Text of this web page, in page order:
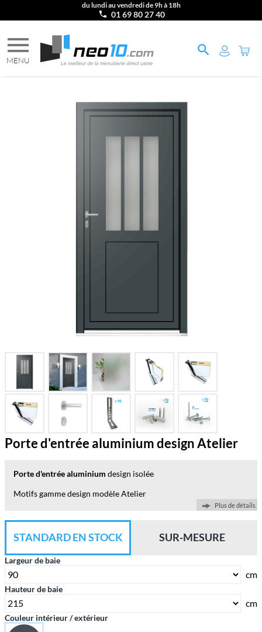
du lundi au vendredi de 9h à 18h
01 69 80 27 40
Porte d'entrée aluminium design Atelier
Porte d'entrée aluminium design isolée
Motifs gamme design modèle Atelier
Plus de détails
STANDARD EN STOCK SUR-MESURE
Largeur de baie
cm
Hauteur de baie
cm
Couleur intérieur / extérieur